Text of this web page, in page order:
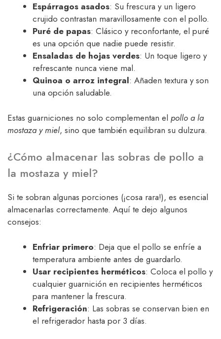
Espárragos asados: Su frescura y un ligero
crujido contrastan maravillosamente con el pollo.
Puré de papas: Clásico y reconfortante, el puré
es una opción que nadie puede resistir.
Ensaladas de hojas verdes: Un toque ligero y
refrescante nunca viene mal.
Quinoa o arroz integral: Añaden textura y son
una opción saludable.
Estas guarniciones no solo complementan el pollo a la
mostaza y miel, sino que también equilibran su dulzura.
¿Cómo almacenar las sobras de pollo a
la mostaza y miel?
Si te sobran algunas porciones (¡cosa rara!), es esencial
almacenarlas correctamente. Aquí te dejo algunos
consejos:
Enfriar primero: Deja que el pollo se enfríe a
temperatura ambiente antes de guardarlo.
Usar recipientes herméticos: Coloca el pollo y
cualquier guarnición en recipientes herméticos
para mantener la frescura.
Refrigeración: Las sobras se conservan bien en
el refrigerador hasta por 3 días.